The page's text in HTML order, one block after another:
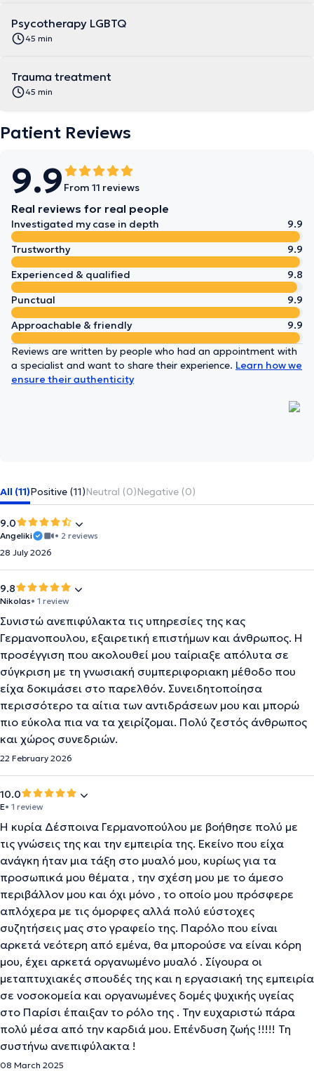
Psycotherapy LGBTQ
45 min
Trauma treatment
45 min
Patient Reviews
9.9 From 11 reviews
Real reviews for real people
Investigated my case in depth
9.9
Trustworthy
9.9
Experienced & qualified
9.8
Punctual
9.9
Approachable & friendly
9.9
Reviews are written by people who had an appointment with
a specialist and want to share their experience. Learn how we
ensure their authenticity
All (11)Positive (11)Neutral (0)Negative (0)
9.0
Angeliki
• 2 reviews
28 July 2026
9.8
Nikolas• 1 review
Συνιστώ ανεπιφύλακτα τις υπηρεσίες της κας
Γερμανοπουλου, εξαιρετική επιστήμων και άνθρωπος. Η
προσέγγιση που ακολουθεί μου ταίριαξε απόλυτα σε
σύγκριση με τη γνωσιακή συμπεριφοριακη μέθοδο που
είχα δοκιμάσει στο παρελθόν. Συνειδητοποίησα
περισσότερο τα αίτια των αντιδράσεων μου και μπορώ
πιο εύκολα πια να τα χειρίζομαι. Πολύ ζεστός άνθρωπος
και χώρος συνεδριών.
22 February 2026
10.0
Ε• 1 review
Η κυρία Δέσποινα Γερμανοπούλου με βοήθησε πολύ με
τις γνώσεις της και την εμπειρία της. Εκείνο που είχα
ανάγκη ήταν μια τάξη στο μυαλό μου, κυρίως για τα
προσωπικά μου θέματα , την σχέση μου με το άμεσο
περιβάλλον μου και όχι μόνο , το οποίο μου πρόσφερε
απλόχερα με τις όμορφες αλλά πολύ εύστοχες
συζητήσεις μας στο γραφείο της. Παρόλο που είναι
αρκετά νεότερη από εμένα, θα μπορούσε να είναι κόρη
μου, έχει αρκετά οργανωμένο μυαλό . Σίγουρα οι
μεταπτυχιακές σπουδές της και η εργασιακή της εμπειρία
σε νοσοκομεία και οργανωμένες δομές ψυχικής υγείας
στο Παρίσι έπαιξαν το ρόλο της . Την ευχαριστώ πάρα
πολύ μέσα από την καρδιά μου. Επένδυση ζωής !!!!! Τη
συστήνω ανεπιφύλακτα !
08 March 2025